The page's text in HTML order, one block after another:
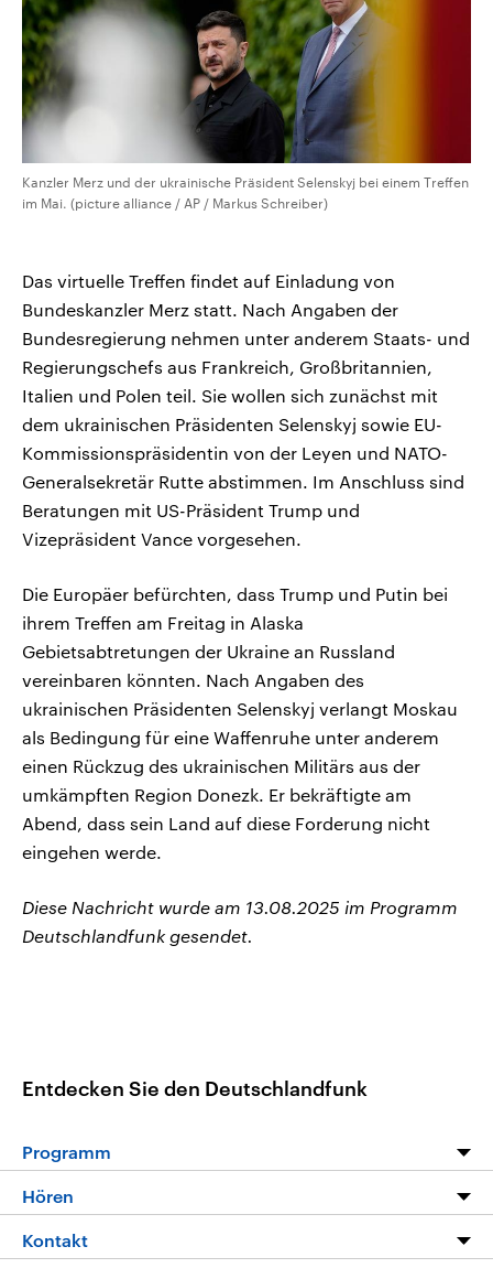
Kanzler Merz und der ukrainische Präsident Selenskyj bei einem Treffen
im Mai. (picture alliance / AP / Markus Schreiber)
Das virtuelle Treffen findet auf Einladung von
Bundeskanzler Merz statt. Nach Angaben der
Bundesregierung nehmen unter anderem Staats- und
Regierungschefs aus Frankreich, Großbritannien,
Italien und Polen teil. Sie wollen sich zunächst mit
dem ukrainischen Präsidenten Selenskyj sowie EU-
Kommissionspräsidentin von der Leyen und NATO-
Generalsekretär Rutte abstimmen. Im Anschluss sind
Beratungen mit US-Präsident Trump und
Vizepräsident Vance vorgesehen.
Die Europäer befürchten, dass Trump und Putin bei
ihrem Treffen am Freitag in Alaska
Gebietsabtretungen der Ukraine an Russland
vereinbaren könnten. Nach Angaben des
ukrainischen Präsidenten Selenskyj verlangt Moskau
als Bedingung für eine Waffenruhe unter anderem
einen Rückzug des ukrainischen Militärs aus der
umkämpften Region Donezk. Er bekräftigte am
Abend, dass sein Land auf diese Forderung nicht
eingehen werde.
Diese Nachricht wurde am 13.08.2025 im Programm
Deutschlandfunk gesendet.
Entdecken Sie den Deutschlandfunk
Programm
Programm
Die Nachrichten
Hören
Livestream
Kontakt